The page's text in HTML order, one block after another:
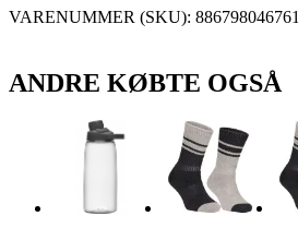
VARENUMMER (SKU): 886798046761
ANDRE KØBTE OGSÅ